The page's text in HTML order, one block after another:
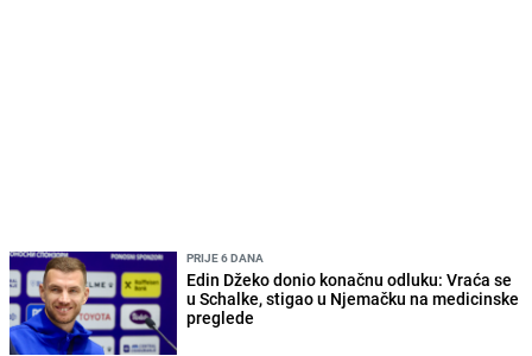
PRIJE 6 DANA
Edin Džeko donio konačnu odluku: Vraća se
u Schalke, stigao u Njemačku na medicinske
preglede